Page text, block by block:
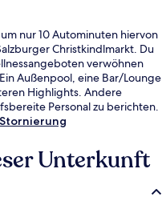
nur 10 Autominuten hiervon
Christkindlmarkt. Du
verwöhnen
Außenpool, eine Bar/Lounge
Highlights. Andere
Personal zu berichten.
Unterkunft